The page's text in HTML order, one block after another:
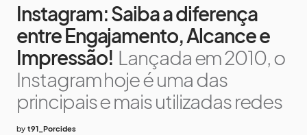
Instagram: Saiba a diferença
entre Engajamento, Alcance e
Impressão! Lançada em 2010, o
Instagram hoje é uma das
principais e mais utilizadas redes
by t91_Porcides